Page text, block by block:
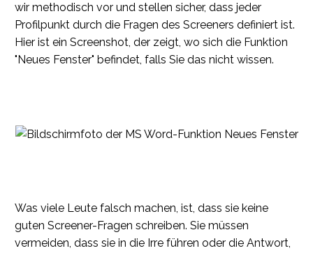
wir methodisch vor und stellen sicher, dass jeder
Profilpunkt durch die Fragen des Screeners definiert ist.
Hier ist ein Screenshot, der zeigt, wo sich die Funktion
"Neues Fenster" befindet, falls Sie das nicht wissen.
Was viele Leute falsch machen, ist, dass sie keine
guten Screener-Fragen schreiben. Sie müssen
vermeiden, dass sie in die Irre führen oder die Antwort,